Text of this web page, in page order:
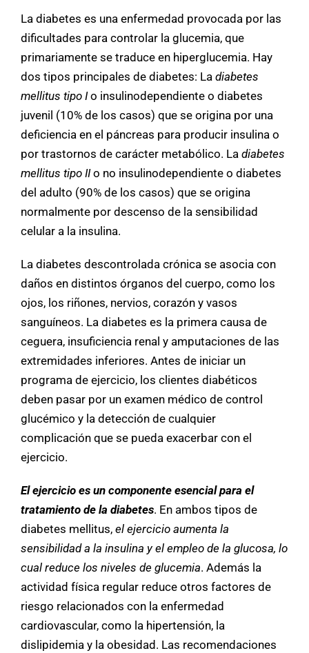
La diabetes es una enfermedad provocada por las
dificultades para controlar la glucemia, que
primariamente se traduce en hiperglucemia. Hay
dos tipos principales de diabetes: La diabetes
mellitus tipo Io insulinodependiente o diabetes
juvenil (10% de los casos) que se origina por una
deficiencia en el páncreas para producir insulina o
por trastornos de carácter metabólico. La diabetes
mellitus tipo IIo no insulinodependiente o diabetes
del adulto (90% de los casos) que se origina
normalmente por descenso de la sensibilidad
celular a la insulina.
La diabetes descontrolada crónica se asocia con
daños en distintos órganos del cuerpo, como los
ojos, los riñones, nervios, corazón y vasos
sanguíneos. La diabetes es la primera causa de
ceguera, insuficiencia renal y amputaciones de las
extremidades inferiores. Antes de iniciar un
programa de ejercicio, los clientes diabéticos
deben pasar por un examen médico de control
glucémico y la detección de cualquier
complicación que se pueda exacerbar con el
ejercicio.
El ejercicio es un componente esencial para el
tratamiento de la diabetes. En ambos tipos de
diabetes mellitus, el ejercicio aumenta la
sensibilidad a la insulina y el empleo de la glucosa, lo
cual reduce los niveles de glucemia. Además la
actividad física regular reduce otros factores de
riesgo relacionados con la enfermedad
cardiovascular, como la hipertensión, la
dislipidemia y la obesidad. Las recomendaciones